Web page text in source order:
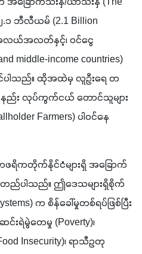
.၁ ဘီလီယမ် (2.1 Billion
အလယ်အလတ်နှင့်၊ ဝင်ငွေ
middle-income countries)
ဝင်ပါသည်။ ထိုအထဲမှ လူဦးရေ တ
ည်း လုပ်ကွက်ငယ် တောင်သူများ
Farmers) ပါဝင်နေ
ကတိုက်နိုင်ငံများရှိ အခြောက်
တည်ပါသည်။ ဤဒေသများရှိစိုက်
က စိန်ခေါ်မှုတစ်ရပ်ဖြစ်ပြီး
င်းရဲမွဲတေမှု (Poverty)၊
Insecurity)၊ ရာသီဥတု